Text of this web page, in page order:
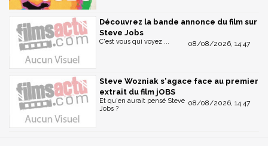
Découvrez la bande annonce du film sur
Steve Jobs
08/08/2026, 14:47
C'est vous qui voyez ...
Steve Wozniak s'agace face au premier
extrait du film jOBS
08/08/2026, 14:47
Et qu'en aurait pensé Steve
Jobs ?